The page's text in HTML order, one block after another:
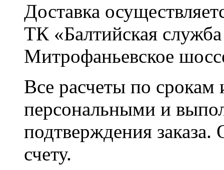
Доставка
ТК «Балтийская
Митрофаньевское
Все расчеты по срокам
персональными и
подтверждения заказа.
счету.